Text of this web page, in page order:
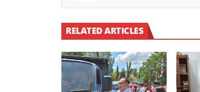
RELATED ARTICLES